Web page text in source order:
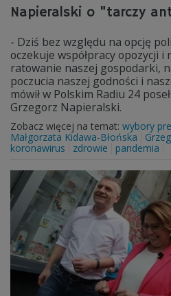
Napieralski o "tarczy
- Dziś bez względu na opcję
oczekuje współpracy opozycji i
ratowanie naszej gospodarki,
poczucia naszej godności i
mówił w Polskim Radiu 24
Grzegorz Napieralski.
Zobacz więcej na temat: wybory
Małgorzata Kidawa-Błońska
koronawirus
zdrowie pandemia